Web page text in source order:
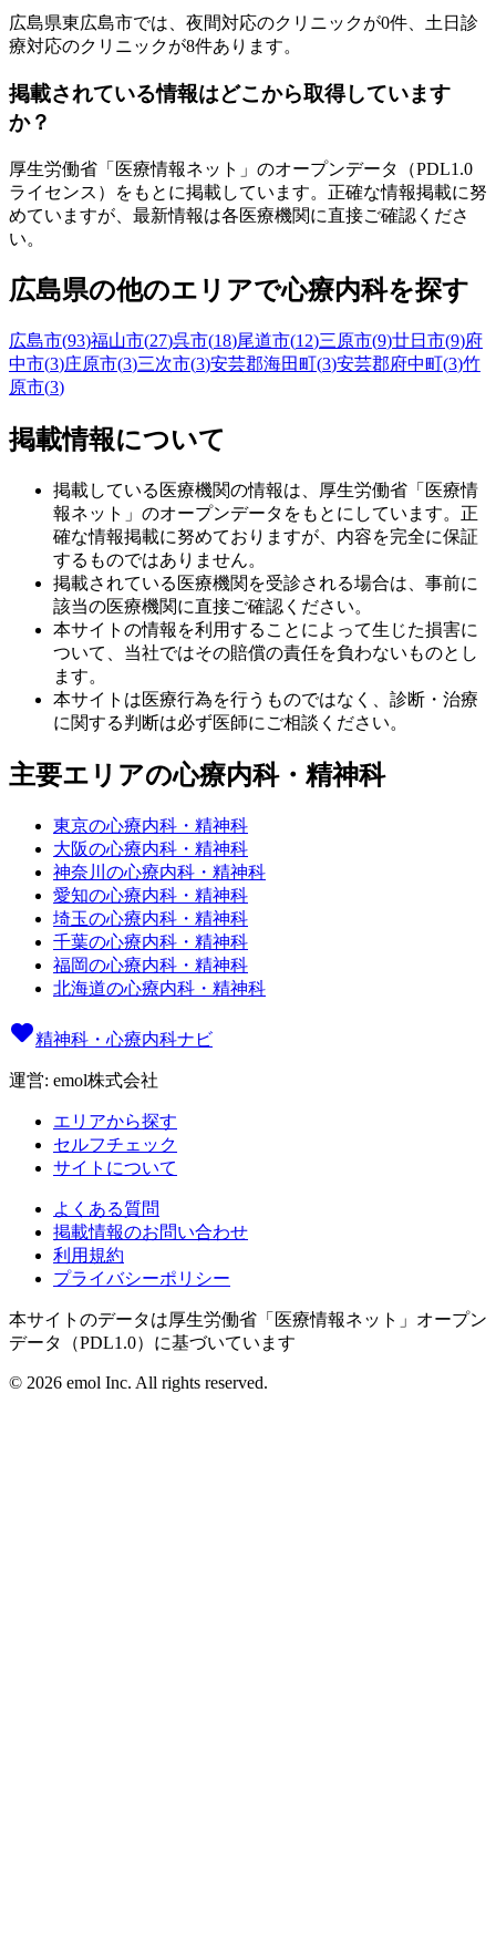
広島県東広島市では、夜間対応のクリニックが0件、土日診
療対応のクリニックが8件あります。
掲載されている情報はどこから取得しています
か？
厚生労働省「医療情報ネット」のオープンデータ（PDL1.0
ライセンス）をもとに掲載しています。正確な情報掲載に努
めていますが、最新情報は各医療機関に直接ご確認くださ
い。
広島県の他のエリアで心療内科を探す
広島市(93)福山市(27)呉市(18)尾道市(12)三原市(9)廿日市(9)府
中市(3)庄原市(3)三次市(3)安芸郡海田町(3)安芸郡府中町(3)竹
原市(3)
掲載情報について
掲載している医療機関の情報は、厚生労働省「医療情
報ネット」のオープンデータをもとにしています。正
確な情報掲載に努めておりますが、内容を完全に保証
するものではありません。
掲載されている医療機関を受診される場合は、事前に
該当の医療機関に直接ご確認ください。
本サイトの情報を利用することによって生じた損害に
ついて、当社ではその賠償の責任を負わないものとし
ます。
本サイトは医療行為を行うものではなく、診断・治療
に関する判断は必ず医師にご相談ください。
主要エリアの心療内科・精神科
東京の心療内科・精神科
大阪の心療内科・精神科
神奈川の心療内科・精神科
愛知の心療内科・精神科
埼玉の心療内科・精神科
千葉の心療内科・精神科
福岡の心療内科・精神科
北海道の心療内科・精神科
精神科・心療内科ナビ
運営: emol株式会社
エリアから探す
セルフチェック
サイトについて
よくある質問
掲載情報のお問い合わせ
利用規約
プライバシーポリシー
本サイトのデータは厚生労働省「医療情報ネット」オープン
データ（PDL1.0）に基づいています
© 2026 emol Inc. All rights reserved.